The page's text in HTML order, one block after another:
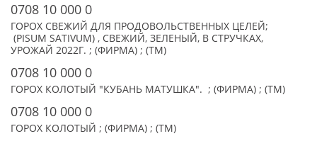
0708 10 000 0
ГОРОХ СВЕЖИЙ ДЛЯ ПРОДОВОЛЬСТВЕННЫХ ЦЕЛЕЙ;
(PISUM SATIVUM) , СВЕЖИЙ, ЗЕЛЕНЫЙ, В СТРУЧКАХ,
УРОЖАЙ 2022Г. ; (ФИРМА) ; (TM)
0708 10 000 0
ГОРОХ КОЛОТЫЙ "КУБАНЬ МАТУШКА". ; (ФИРМА) ; (TM)
0708 10 000 0
ГОРОХ КОЛОТЫЙ ; (ФИРМА) ; (TM)